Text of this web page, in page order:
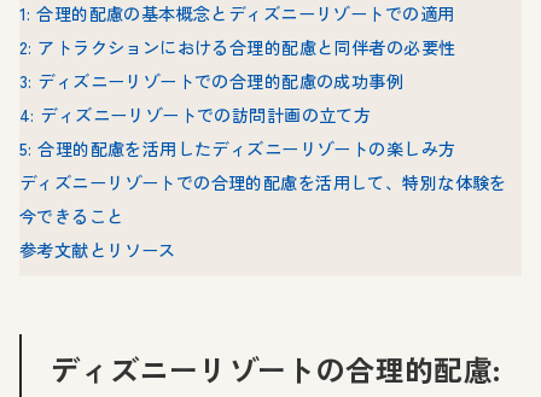
1: 合理的配慮の基本概念とディズニーリゾートでの適用
2: アトラクションにおける合理的配慮と同伴者の必要性
3: ディズニーリゾートでの合理的配慮の成功事例
4: ディズニーリゾートでの訪問計画の立て方
5: 合理的配慮を活用したディズニーリゾートの楽しみ方
ディズニーリゾートでの合理的配慮を活用して、特別な体験を
今できること
参考文献とリソース
ディズニーリゾートの合理的配慮: